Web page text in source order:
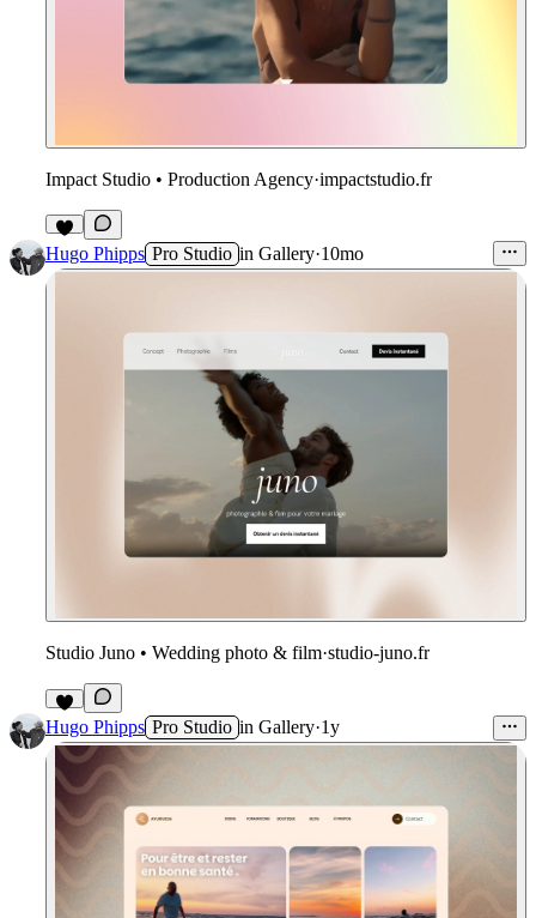
Impact Studio • Production Agency·impactstudio.fr
1
Hugo Phipps Pro Studio in Gallery·10mo
Studio Juno • Wedding photo & film·studio-juno.fr
3
Hugo Phipps Pro Studio in Gallery·1y